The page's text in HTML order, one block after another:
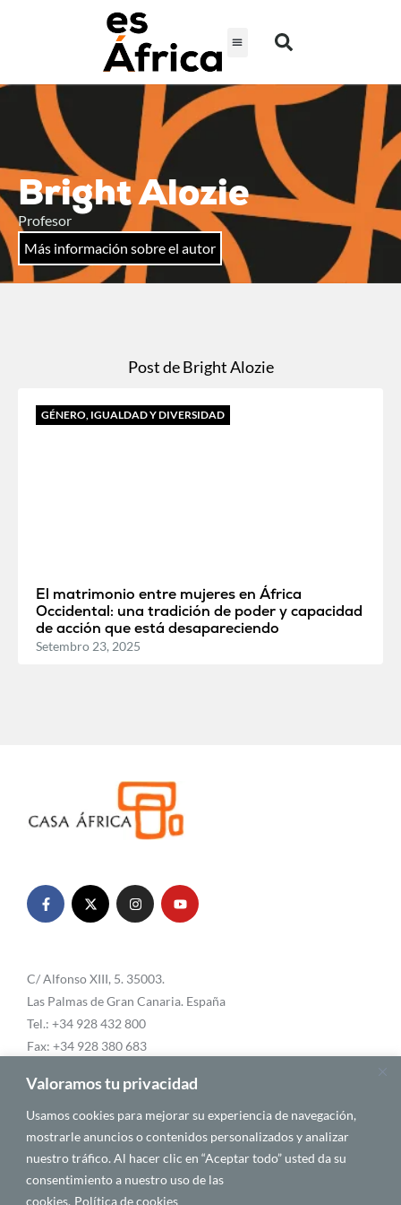
Valoramos tu privacidad
Usamos cookies para mejorar su experiencia de navegación,
mostrarle anuncios o contenidos personalizados y analizar
nuestro tráfico. Al hacer clic en “Aceptar todo” usted da su
consentimiento a nuestro uso de las
cookies. Política de cookies
Bright Alozie
Profesor
Más información sobre el autor
Post de Bright Alozie
GÉNERO, IGUALDAD Y DIVERSIDAD
El matrimonio entre mujeres en África
Occidental: una tradición de poder y capacidad
de acción que está desapareciendo
Setembro 23, 2025
C/ Alfonso XIII, 5. 35003.
Las Palmas de Gran Canaria. España
Tel.: +34 928 432 800
Fax: +34 928 380 683
Blog
Quiénes somos